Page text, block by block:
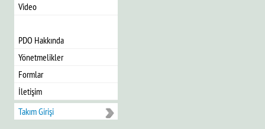
Video
PDO Hakkında
Yönetmelikler
Formlar
İletişim
Takım Girişi